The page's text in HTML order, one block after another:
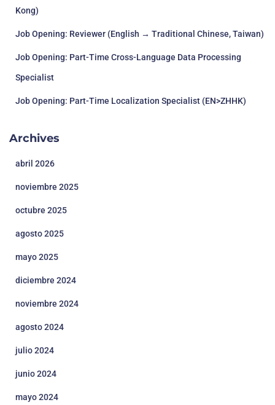
Kong)
Job Opening: Reviewer (English → Traditional Chinese, Taiwan)
Job Opening: Part-Time Cross-Language Data Processing
Specialist
Job Opening: Part-Time Localization Specialist (EN>ZHHK)
Archives
abril 2026
noviembre 2025
octubre 2025
agosto 2025
mayo 2025
diciembre 2024
noviembre 2024
agosto 2024
julio 2024
junio 2024
mayo 2024